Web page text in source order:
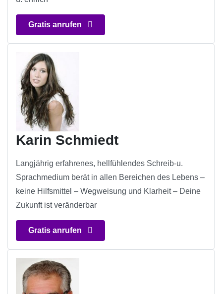
Gratis anrufen
Karin Schmiedt
Langjährig erfahrenes, hellfühlendes Schreib-u.
Sprachmedium berät in allen Bereichen des Lebens –
keine Hilfsmittel – Wegweisung und Klarheit – Deine
Zukunft ist veränderbar
Gratis anrufen